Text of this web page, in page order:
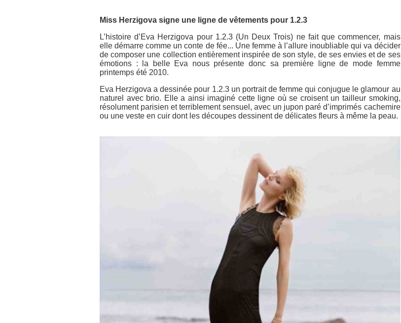
Miss Herzigova signe une ligne de vêtements pour 1.2.3
L’histoire d’Eva Herzigova pour 1.2.3 (Un Deux Trois) ne fait que commencer, mais
elle démarre comme un conte de fée... Une femme à l’allure inoubliable qui va décider
de composer une collection entièrement inspirée de son style, de ses envies et de ses
émotions : la belle Eva nous présente donc sa première ligne de mode femme
printemps été 2010.
Eva Herzigova a dessinée pour 1.2.3 un portrait de femme qui conjugue le glamour au
naturel avec brio. Elle a ainsi imaginé cette ligne où se croisent un tailleur smoking,
résolument parisien et terriblement sensuel, avec un jupon paré d’imprimés cachemire
ou une veste en cuir dont les découpes dessinent de délicates fleurs à même la peau.